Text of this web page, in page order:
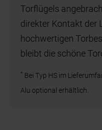
Torflügels
direkter Kontakt der
hochwertigen
bleibt die schöne
* Bei Typ HS im
Alu optional erhältlich.